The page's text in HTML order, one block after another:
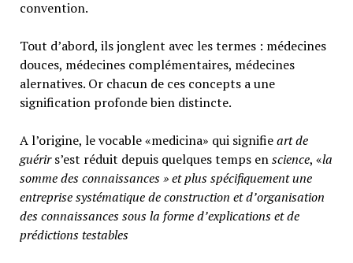
convention.
Tout d’abord, ils jonglent avec les termes : médecines
douces, médecines complémentaires, médecines
alernatives. Or chacun de ces concepts a une
signification profonde bien distincte.
A l’origine, le vocable «medicina» qui signifieart de
guérirs’est réduit depuis quelques temps enscience, «la
somme des connaissances » et plus spécifiquement une
entreprise systématique de construction et d’organisation
des connaissances sous la forme d’explications et de
prédictions testables